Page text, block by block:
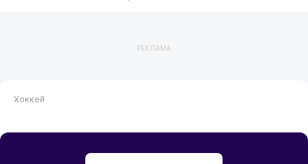
РЕКЛАМА
Хоккей